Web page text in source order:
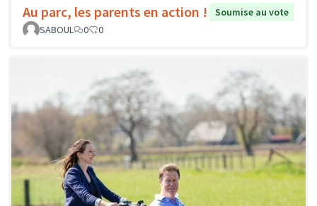
Au parc, les parents en action !
Soumise au vote
SABOUL
0 0